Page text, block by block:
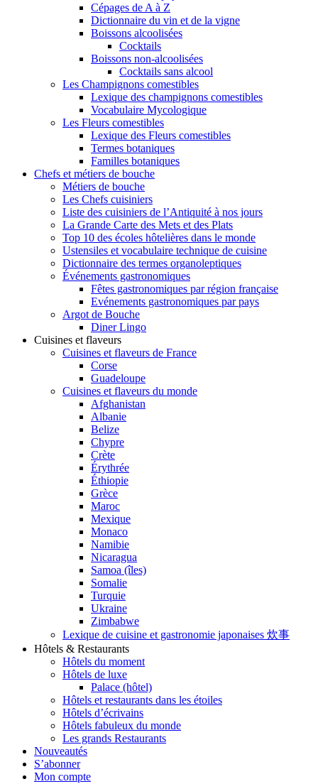
Cépages de A à Z
Dictionnaire du vin et de la vigne
Boissons alcoolisées
Cocktails
Boissons non-alcoolisées
Cocktails sans alcool
Les Champignons comestibles
Lexique des champignons comestibles
Vocabulaire Mycologique
Les Fleurs comestibles
Lexique des Fleurs comestibles
Termes botaniques
Familles botaniques
Chefs et métiers de bouche
Métiers de bouche
Les Chefs cuisiniers
Liste des cuisiniers de l’Antiquité à nos jours
La Grande Carte des Mets et des Plats
Top 10 des écoles hôtelières dans le monde
Ustensiles et vocabulaire technique de cuisine
Dictionnaire des termes organoleptiques
Événements gastronomiques
Fêtes gastronomiques par région française
Evénements gastronomiques par pays
Argot de Bouche
Diner Lingo
Cuisines et flaveurs
Cuisines et flaveurs de France
Corse
Guadeloupe
Cuisines et flaveurs du monde
Afghanistan
Albanie
Belize
Chypre
Crète
Érythrée
Éthiopie
Grèce
Maroc
Mexique
Monaco
Namibie
Nicaragua
Samoa (îles)
Somalie
Turquie
Ukraine
Zimbabwe
Lexique de cuisine et gastronomie japonaises 炊事
Hôtels & Restaurants
Hôtels du moment
Hôtels de luxe
Palace (hôtel)
Hôtels et restaurants dans les étoiles
Hôtels d’écrivains
Hôtels fabuleux du monde
Les grands Restaurants
Nouveautés
S’abonner
Mon compte